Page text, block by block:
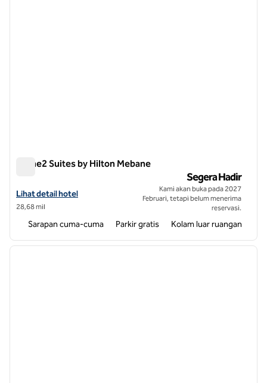
Home2 Suites by Hilton Mebane
Lihat detail hotel untuk Home2 Suites by Hilton Mebane
Lihat detail hotel
28,68 mil
Segera Hadir
Kami akan buka pada 2027
Februari, tetapi belum menerima
reservasi.
Sarapan cuma-cuma Parkir gratis Kolam luar ruangan
1 dari 7